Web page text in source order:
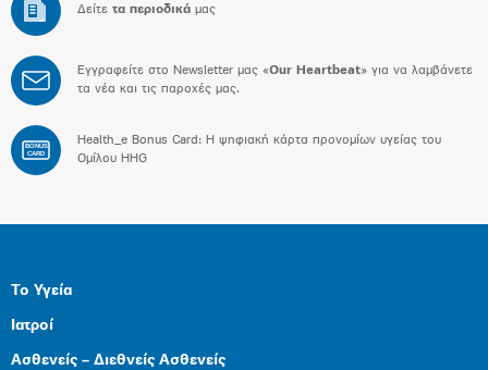
Δείτε τα περιοδικά μας
Εγγραφείτε στο Newsletter μας «Our Heartbeat» για να λαμβάνετε
τα νέα και τις παροχές μας.
BONUS
CARD
Health_e Bonus Card: H ψηφιακή κάρτα προνομίων υγείας του
Ομίλου HHG
Το Υγεία
Ιατροί
Ασθενείς – Διεθνείς Ασθενείς